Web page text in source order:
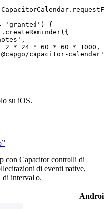
CapacitorCalendar.
'granted' ) {
createReminder({
,
2 * 24 * 60 * 60 * 1000 ,
capacitor-calendar'
su iOS.
con Capacitor controlli di
di eventi native,
di intervallo.